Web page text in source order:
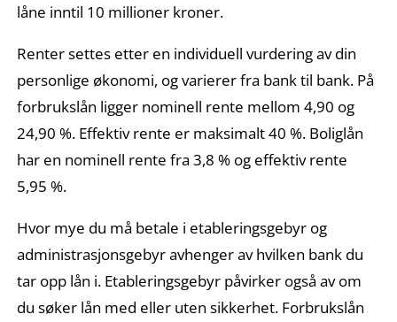
låne inntil 10 millioner kroner.
Renter settes etter en individuell vurdering av din
personlige økonomi, og varierer fra bank til bank. På
forbrukslån ligger nominell rente mellom 4,90 og
24,90 %. Effektiv rente er maksimalt 40 %. Boliglån
har en nominell rente fra 3,8 % og effektiv rente
5,95 %.
Hvor mye du må betale i etableringsgebyr og
administrasjonsgebyr avhenger av hvilken bank du
tar opp lån i. Etableringsgebyr påvirker også av om
du søker lån med eller uten sikkerhet. Forbrukslån